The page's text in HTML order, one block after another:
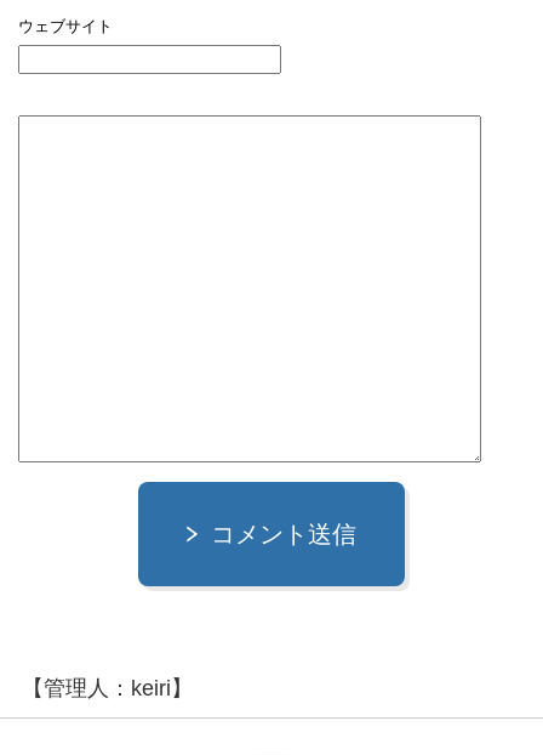
ウェブサイト
コメント送信
【管理人：keiri】